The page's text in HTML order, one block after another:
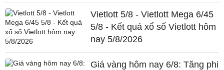
Vietlott 5/8 - Vietlott Mega 6/45
5/8 - Kết quả xổ số Vietlott hôm
nay 5/8/2026
Giá vàng hôm nay 6/8: Tăng phi